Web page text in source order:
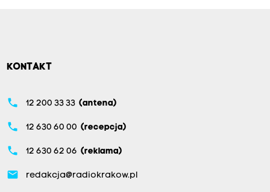
KONTAKT
phone 12 200 33 33 (antena)
phone 12 630 60 00 (recepcja)
phone 12 630 62 06 (reklama)
email redakcja@radiokrakow.pl